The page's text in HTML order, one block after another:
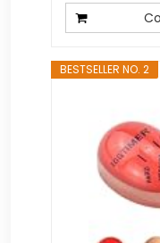
BESTSELLER NO. 2